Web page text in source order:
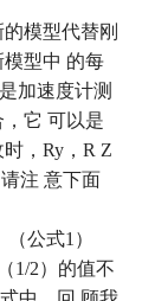
模型代替刚
型中 的每
是加速度计测
它 可以是
时，Ry ，R Z
注 意下面
（公式1 ）
（1/2）的值不